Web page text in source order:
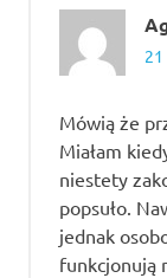
związku
Mówią że
Miałam
niestety
popsuło.
jednak
funkcjonują